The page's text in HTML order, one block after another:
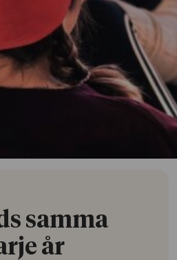
samma
år